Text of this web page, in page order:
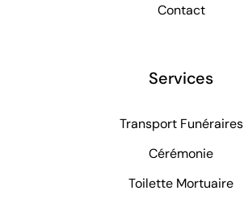
Contact
Services
Transport Funéraires
Cérémonie
Toilette Mortuaire